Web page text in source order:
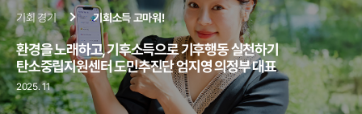
기회 경기 기회소득 고마워!
환경을 노래하고, 기후소득으로 기후행동 실천하기
탄소중립지원센터 도민추진단 엄지영 의정부 대표
2025. 11